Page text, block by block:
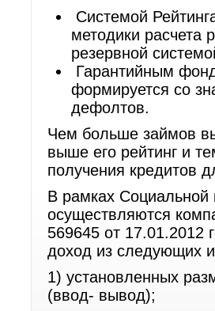
Системой
методики расчета
резервной
Гарантийным
формируется со
дефолтов.
Чем больше займов
выше его рейтинг и
получения кредитов
В рамках Социальной
осуществляются
569645 от 17.01.2012
доход из следующих
1) установленных
(ввод- вывод);